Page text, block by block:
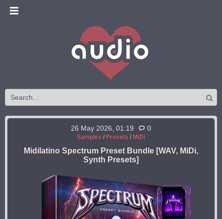
26 May 2026, 01:19 0
Samples / Presets / MiDi
Midilatino Spectrum Preset Bundle [WAV, MiDi,
Synth Presets]